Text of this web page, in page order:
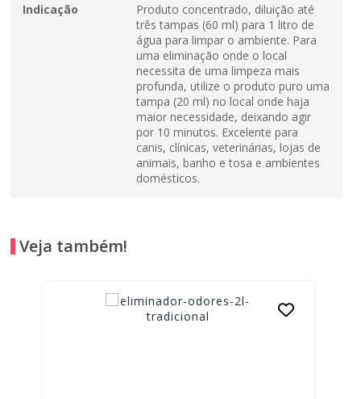
Indicação
Produto concentrado, diluição até
três tampas (60 ml) para 1 litro de
água para limpar o ambiente. Para
uma eliminação onde o local
necessita de uma limpeza mais
profunda, utilize o produto puro uma
tampa (20 ml) no local onde haja
maior necessidade, deixando agir
por 10 minutos. Excelente para
canis, clínicas, veterinárias, lojas de
animais, banho e tosa e ambientes
domésticos.
Veja também!